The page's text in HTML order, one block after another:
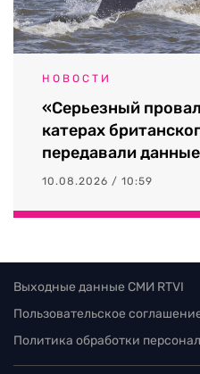
НОВОСТИ
«Серьезный
катерах
передавали
10.08.2026 / 10:59
Выходные данные СМИ RTVI
Пользовательское
Политика обработки